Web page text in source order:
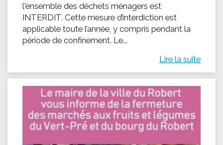
l'ensemble des déchets ménagers est
INTERDIT. Cette mesure d’interdiction est
applicable toute l’année, y compris pendant la
période de confinement. Le...
Lire la suite